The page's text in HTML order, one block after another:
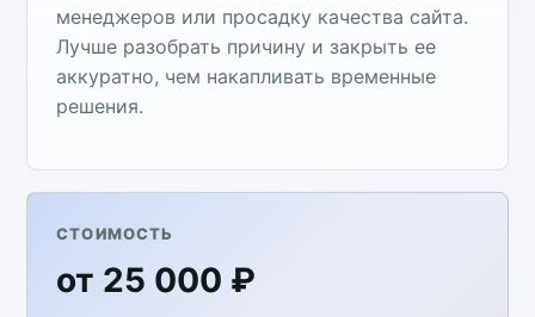
менеджеров или просадку качества сайта.
Лучше разобрать причину и закрыть ее
аккуратно, чем накапливать временные
решения.
СТОИМОСТЬ
от 25 000 ₽